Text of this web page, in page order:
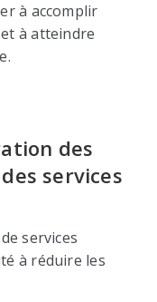
à accomplir
à atteindre
des
services
services
à réduire les